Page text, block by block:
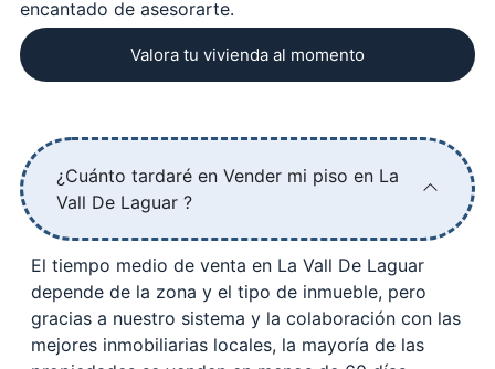
encantado de asesorarte.
Valora tu vivienda al momento
¿Cuánto tardaré en Vender mi piso en La
Vall De Laguar ?
El tiempo medio de venta en La Vall De Laguar
depende de la zona y el tipo de inmueble, pero
gracias a nuestro sistema y la colaboración con las
mejores inmobiliarias locales, la mayoría de las